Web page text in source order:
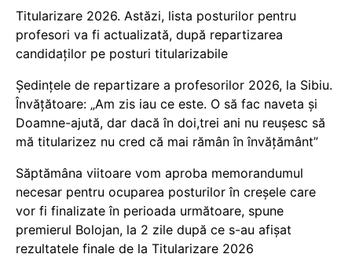
Titularizare 2026. Astăzi, lista posturilor pentru
profesori va fi actualizată, după repartizarea
candidaților pe posturi titularizabile
Ședințele de repartizare a profesorilor 2026, la Sibiu.
Învățătoare: „Am zis iau ce este. O să fac naveta și
Doamne-ajută, dar dacă în doi,trei ani nu reușesc să
mă titularizez nu cred că mai rămân în învățământ”
Săptămâna viitoare vom aproba memorandumul
necesar pentru ocuparea posturilor în creșele care
vor fi finalizate în perioada următoare, spune
premierul Bolojan, la 2 zile după ce s-au afișat
rezultatele finale de la Titularizare 2026